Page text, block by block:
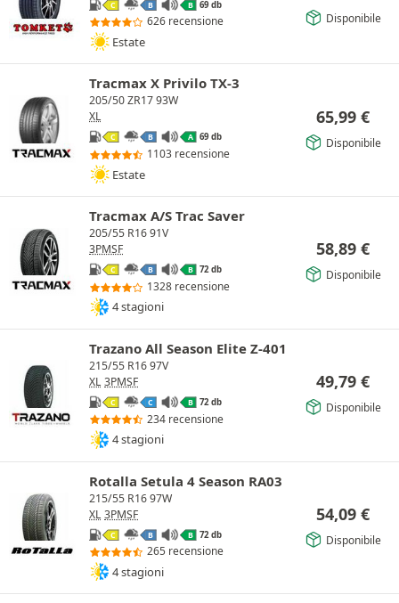
C B B 69 db
626 recensione
Estate
Disponibile
Tracmax X Privilo TX-3
205/50 ZR17 93W
XL
C B A 69 db
1103 recensione
Estate
65,99 €
Disponibile
Tracmax A/S Trac Saver
205/55 R16 91V
3PMSF
C B B 72 db
1328 recensione
4 stagioni
58,89 €
Disponibile
Trazano All Season Elite Z-401
215/55 R16 97V
XL 3PMSF
C C B 72 db
234 recensione
4 stagioni
49,79 €
Disponibile
Rotalla Setula 4 Season RA03
215/55 R16 97W
XL 3PMSF
C B B 72 db
265 recensione
4 stagioni
54,09 €
Disponibile